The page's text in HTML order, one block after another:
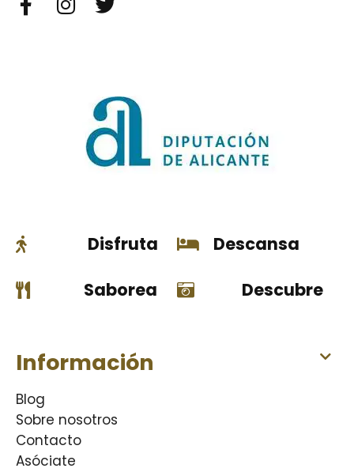
Disfruta
Saborea
Descansa
Descubre
Información
Blog
Sobre nosotros
Contacto
Asóciate